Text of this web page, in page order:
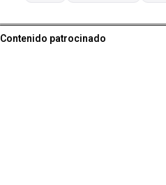
Contenido patrocinado